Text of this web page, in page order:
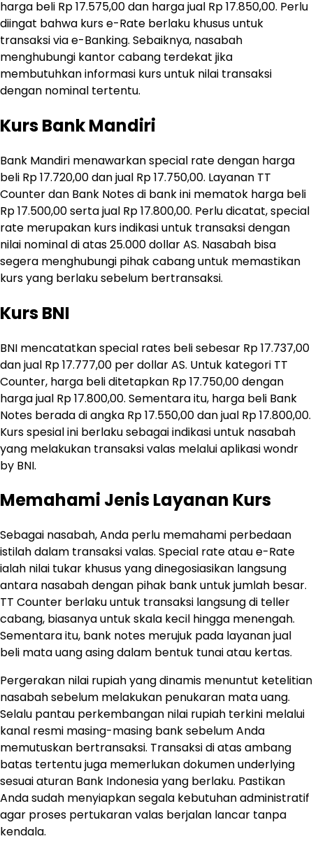
harga beli Rp 17.575,00 dan harga jual Rp 17.850,00. Perlu
diingat bahwa kurs e-Rate berlaku khusus untuk
transaksi via e-Banking. Sebaiknya, nasabah
menghubungi kantor cabang terdekat jika
membutuhkan informasi kurs untuk nilai transaksi
dengan nominal tertentu.
Kurs Bank Mandiri
Bank Mandiri menawarkan special rate dengan harga
beli Rp 17.720,00 dan jual Rp 17.750,00. Layanan TT
Counter dan Bank Notes di bank ini mematok harga beli
Rp 17.500,00 serta jual Rp 17.800,00. Perlu dicatat, special
rate merupakan kurs indikasi untuk transaksi dengan
nilai nominal di atas 25.000 dollar AS. Nasabah bisa
segera menghubungi pihak cabang untuk memastikan
kurs yang berlaku sebelum bertransaksi.
Kurs BNI
BNI mencatatkan special rates beli sebesar Rp 17.737,00
dan jual Rp 17.777,00 per dollar AS. Untuk kategori TT
Counter, harga beli ditetapkan Rp 17.750,00 dengan
harga jual Rp 17.800,00. Sementara itu, harga beli Bank
Notes berada di angka Rp 17.550,00 dan jual Rp 17.800,00.
Kurs spesial ini berlaku sebagai indikasi untuk nasabah
yang melakukan transaksi valas melalui aplikasi wondr
by BNI.
Memahami Jenis Layanan Kurs
Sebagai nasabah, Anda perlu memahami perbedaan
istilah dalam transaksi valas. Special rate atau e-Rate
ialah nilai tukar khusus yang dinegosiasikan langsung
antara nasabah dengan pihak bank untuk jumlah besar.
TT Counter berlaku untuk transaksi langsung di teller
cabang, biasanya untuk skala kecil hingga menengah.
Sementara itu, bank notes merujuk pada layanan jual
beli mata uang asing dalam bentuk tunai atau kertas.
Pergerakan nilai rupiah yang dinamis menuntut ketelitian
nasabah sebelum melakukan penukaran mata uang.
Selalu pantau perkembangan nilai rupiah terkini melalui
kanal resmi masing-masing bank sebelum Anda
memutuskan bertransaksi. Transaksi di atas ambang
batas tertentu juga memerlukan dokumen underlying
sesuai aturan Bank Indonesia yang berlaku. Pastikan
Anda sudah menyiapkan segala kebutuhan administratif
agar proses pertukaran valas berjalan lancar tanpa
kendala.